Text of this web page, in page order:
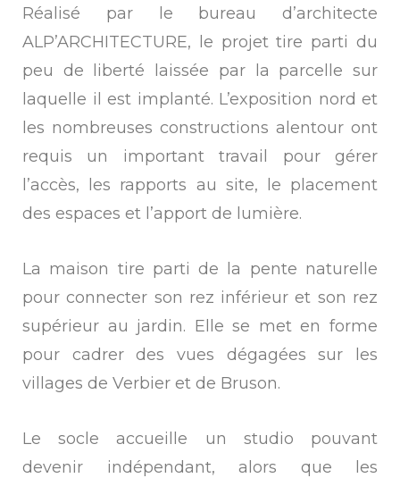
Réalisé par le bureau d’architecte
ALP’ARCHITECTURE, le projet tire parti du
peu de liberté laissée par la parcelle sur
laquelle il est implanté. L’exposition nord et
les nombreuses constructions alentour ont
requis un important travail pour gérer
l’accès, les rapports au site, le placement
des espaces et l’apport de lumière.
La maison tire parti de la pente naturelle
pour connecter son rez inférieur et son rez
supérieur au jardin. Elle se met en forme
pour cadrer des vues dégagées sur les
villages de Verbier et de Bruson.
Le socle accueille un studio pouvant
devenir indépendant, alors que les